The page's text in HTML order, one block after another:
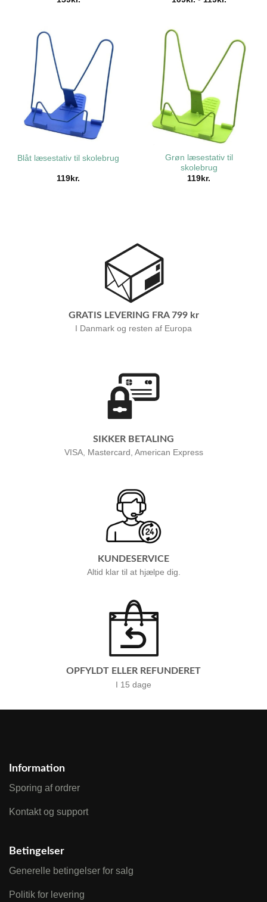
Blåt læsestativ til skolebrug
119 kr.
Grøn læsestativ til
skolebrug
119 kr.
GRATIS LEVERING FRA 799 kr
I Danmark og resten af Europa
SIKKER BETALING
VISA, Mastercard, American Express
KUNDESERVICE
Altid klar til at hjælpe dig.
OPFYLDT ELLER REFUNDERET
I 15 dage
Information
Sporing af ordrer
Kontakt og support
Betingelser
Generelle betingelser for salg
Politik for levering